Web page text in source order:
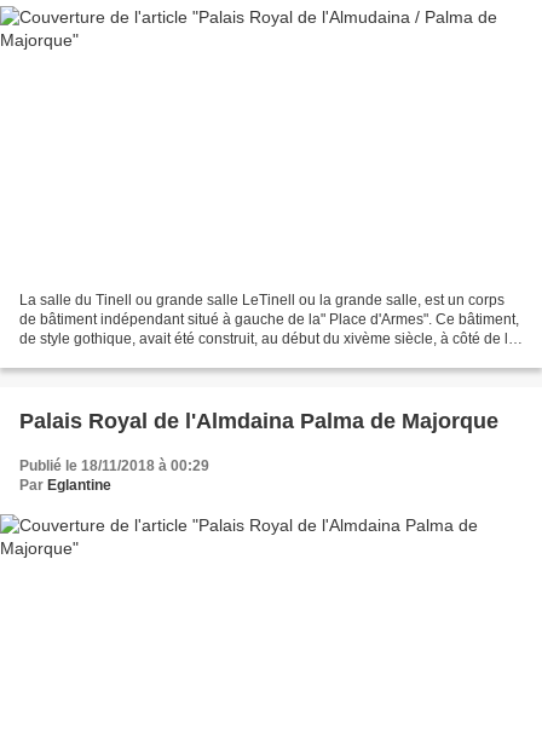
La salle du Tinell ou grande salle LeTinell ou la grande salle, est un corps
de bâtiment indépendant situé à gauche de la" Place d'Armes". Ce bâtiment,
de style gothique, avait été construit, au début du xivème siècle, à côté de la
Palais Royal de l'Almdaina Palma de Majorque
Publié le 18/11/2018 à 00:29
Par Eglantine